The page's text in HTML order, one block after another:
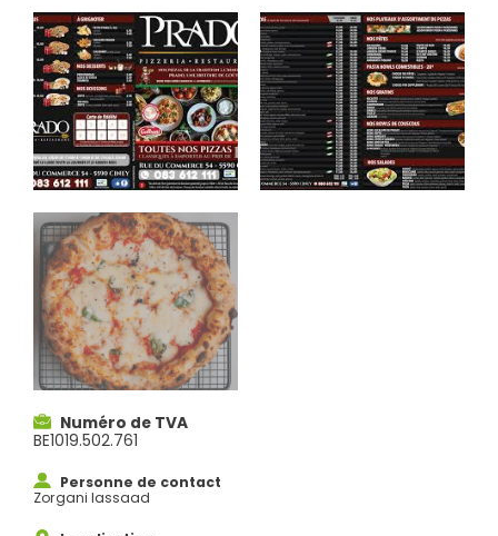
Numéro de TVA
BE1019.502.761
Personne de contact
Zorgani lassaad